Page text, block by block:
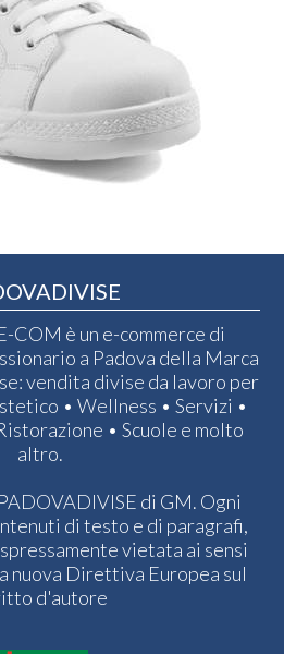
COM è un e-commerce di
a Padova della Marca
vendita divise da lavoro per
• Wellness • Servizi •
• Scuole e molto
altro.
di GM. Ogni
di testo e di paragrafi,
vietata ai sensi
nuova Direttiva Europea sul
d'autore